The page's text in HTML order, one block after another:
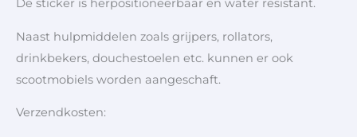
De sticker is herpositioneerbaar en water resistant.
Naast hulpmiddelen zoals grijpers, rollators,
drinkbekers, douchestoelen etc. kunnen er ook
scootmobiels worden aangeschaft.
Verzendkosten: